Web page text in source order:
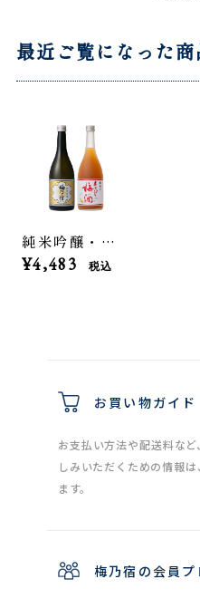
最近ご覧になった商
純米吟醸・あらごし梅酒セット
¥4,483 税込
お買い物ガイド
お支払い方法や配送料な
しみいただくための情報
ます。
梅乃宿の会員プ